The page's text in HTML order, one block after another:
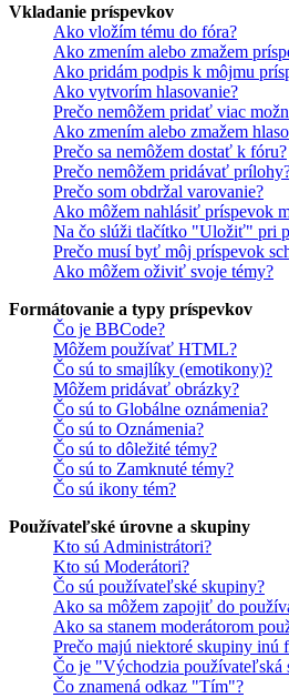
Vkladanie príspevkov
Ako vložím tému do fóra?
Ako zmením alebo zmažem
Ako pridám podpis k môjmu
Ako vytvorím hlasovanie?
Prečo nemôžem pridať viac
Ako zmením alebo zmažem
Prečo sa nemôžem dostať k fóru?
Prečo nemôžem pridávať
Prečo som obdržal varovanie?
Ako môžem nahlásiť príspevok
Na čo slúži tlačítko "Uložiť" pri
Prečo musí byť môj príspevok
Ako môžem oživiť svoje témy?
Formátovanie a typy príspevkov
Čo je BBCode?
Môžem používať HTML?
Čo sú to smajlíky (emotikony)?
Môžem pridávať obrázky?
Čo sú to Globálne oznámenia?
Čo sú to Oznámenia?
Čo sú to dôležité témy?
Čo sú to Zamknuté témy?
Čo sú ikony tém?
Používateľské úrovne a skupiny
Kto sú Administrátori?
Kto sú Moderátori?
Čo sú používateľské skupiny?
Ako sa môžem zapojiť do
Ako sa stanem moderátorom
Prečo majú niektoré skupiny inú
Čo je "Východzia používateľská
Čo znamená odkaz "Tím"?